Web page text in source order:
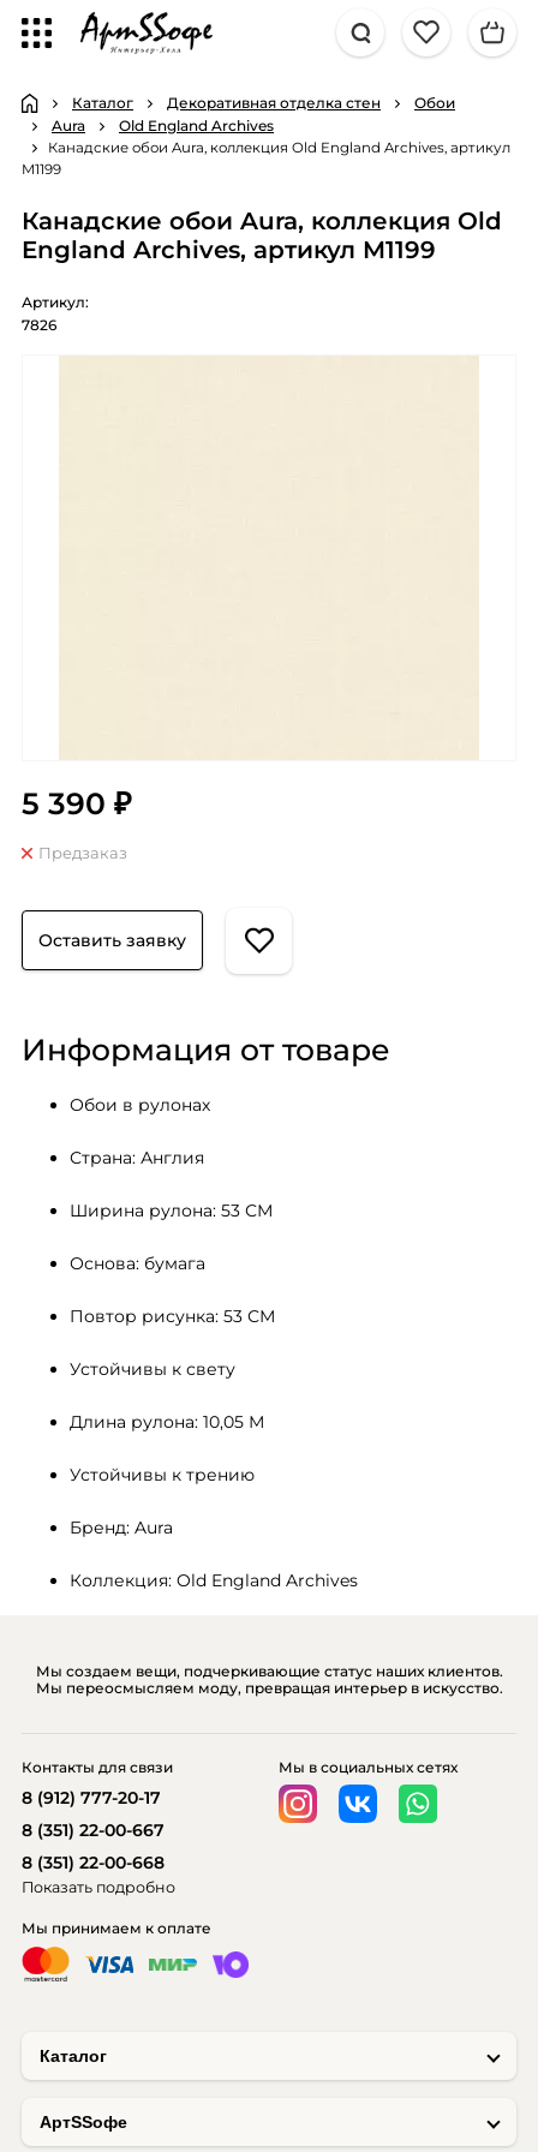
Каталог Декоративная отделка стен
Обои
Aura
Old England Archives
Канадские обои Aura, коллекция Old England Archives, артикул
M1199
Канадские обои Aura, коллекция Old
England Archives, артикул M1199
Артикул:
7826
5 390 ₽
Предзаказ
Оставить заявку
Информация от товаре
Обои в рулонах
Страна: Англия
Ширина рулона: 53 СМ
Основа: бумага
Повтор рисунка: 53 СМ
Устойчивы к свету
Длина рулона: 10,05 М
Устойчивы к трению
Бренд: Aura
Коллекция: Old England Archives
Мы создаем вещи, подчеркивающие статус наших клиентов.
Мы переосмысляем моду, превращая интерьер в искусство.
Каталог
AртSSофе
Мы принимаем к оплате
Мы в социальных сетях
Контакты для связи
8 (912) 777-20-17
8 (351) 22-00-667
8 (351) 22-00-668
Показать подробно